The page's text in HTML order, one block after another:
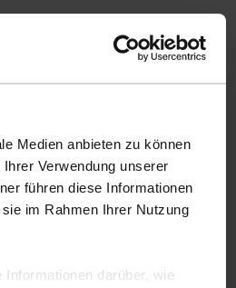
Medien anbieten zu können
Verwendung unserer
führen diese Informationen
im Rahmen Ihrer Nutzung
darüber, wie